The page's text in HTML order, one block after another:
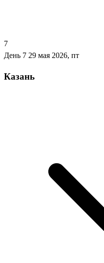
7
День 7 29 мая 2026, пт
Казань